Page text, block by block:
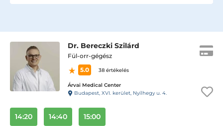
Dr. Bereczki Szilárd
Fül-orr-gégész
5.0
38 értékelés
Árvai Medical Center
Budapest, XVI. kerület, Nyílhegy u. 4.
14:20 14:40 15:00